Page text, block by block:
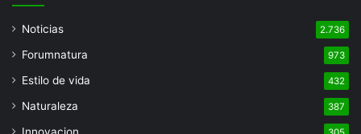
Noticias 2.736
Forumnatura 973
Estilo de vida 432
Naturaleza 387